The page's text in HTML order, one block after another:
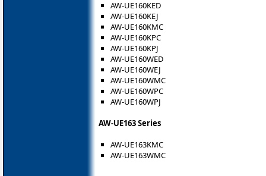
AW-UE160KED
AW-UE160KEJ
AW-UE160KMC
AW-UE160KPC
AW-UE160KPJ
AW-UE160WED
AW-UE160WEJ
AW-UE160WMC
AW-UE160WPC
AW-UE160WPJ
AW-UE163 Series
AW-UE163KMC
AW-UE163WMC